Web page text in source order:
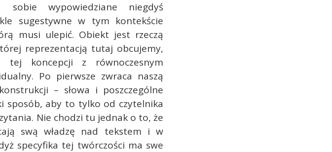
sobie wypowiedziane niegdyś
sugestywne w tym kontekście
musi ulepić. Obiekt jest rzeczą
reprezentacją tutaj obcujemy,
tej koncepcji z równoczesnym
Po pierwsze zwraca naszą
– słowa i poszczególne
sposób, aby to tylko od czytelnika
Nie chodzi tu jednak o to, że
swą władzę nad tekstem i w
specyfika tej twórczości ma swe